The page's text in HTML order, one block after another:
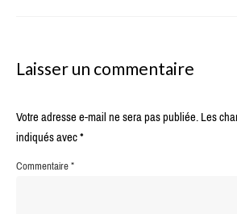
Laisser un commentaire
Votre adresse e-mail ne sera pas publiée.Les
indiqués avec*
Commentaire*